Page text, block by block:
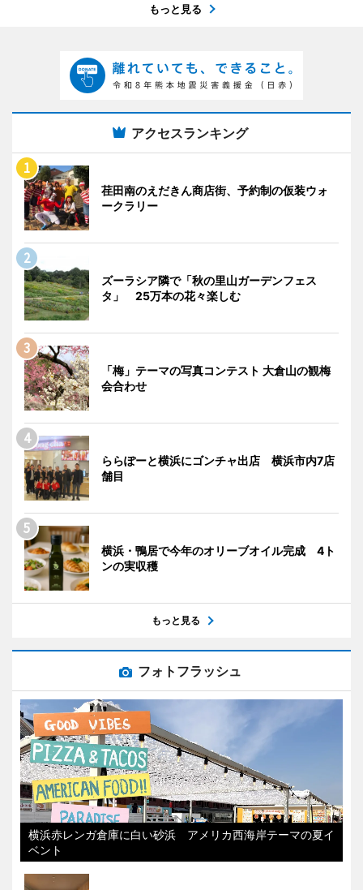
もっと見る
アクセスランキング
荏田南のえだきん商店街、予約制の仮装ウォ
ークラリー
ズーラシア隣で「秋の里山ガーデンフェス
タ」 25万本の花々楽しむ
「梅」テーマの写真コンテスト 大倉山の観梅
会合わせ
ららぽーと横浜にゴンチャ出店 横浜市内7店
舗目
横浜・鴨居で今年のオリーブオイル完成 4ト
ンの実収穫
もっと見る
フォトフラッシュ
横浜赤レンガ倉庫に白い砂浜 アメリカ西海岸テーマの夏イ
ベント